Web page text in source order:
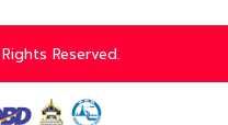
Reserved.